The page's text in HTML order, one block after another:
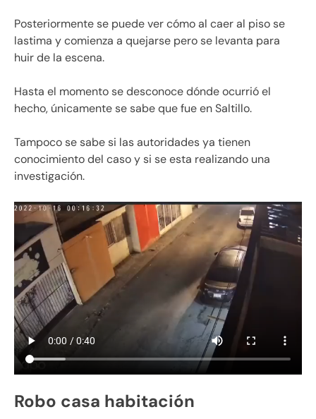
Posteriormente se puede ver cómo al caer al piso se
lastima y comienza a quejarse pero se levanta para
huir de la escena.
Hasta el momento se desconoce dónde ocurrió el
hecho, únicamente se sabe que fue en Saltillo.
Tampoco se sabe si las autoridades ya tienen
conocimiento del caso y si se esta realizando una
investigación.
Robo casa habitación